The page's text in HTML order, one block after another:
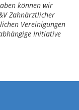
können wir
Zahnärztlicher
Vereinigungen
Initiative